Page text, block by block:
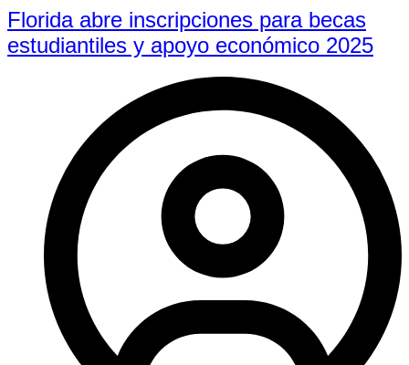
Florida abre inscripciones para becas
estudiantiles y apoyo económico 2025